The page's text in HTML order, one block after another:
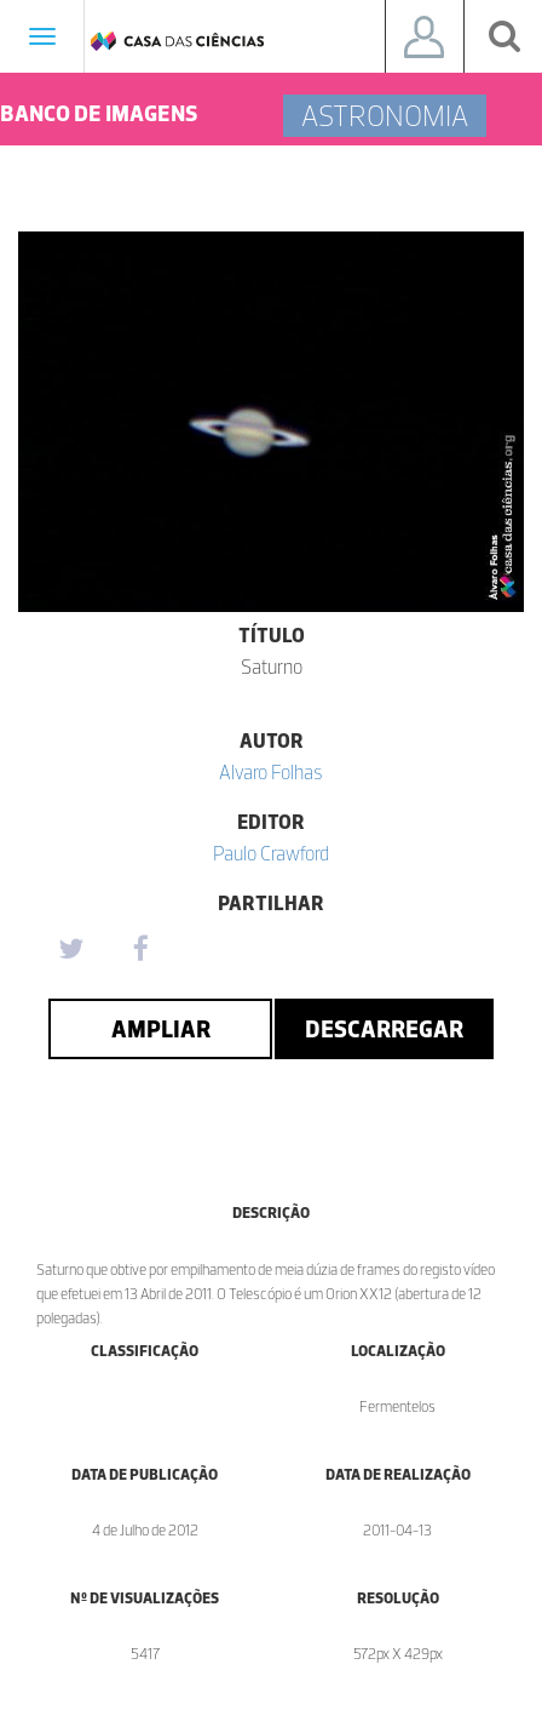
Toggle
BANCO DE IMAGENS ASTRONOMIA
TÍTULO
Saturno
AUTOR
Alvaro Folhas
EDITOR
Paulo Crawford
PARTILHAR
AMPLIAR DESCARREGAR
DESCRIÇÃO
Saturno que obtive por empilhamento de meia dúzia de frames do registo vídeo
que efetuei em 13 Abril de 2011. O Telescópio é um Orion XX12 (abertura de 12
polegadas).
CLASSIFICAÇÃO
LOCALIZAÇÃO
Fermentelos
DATA DE PUBLICAÇÃO
4 de Julho de 2012
DATA DE REALIZAÇÃO
2011-04-13
Nº DE VISUALIZAÇÕES
5417
RESOLUÇÃO
572px X 429px